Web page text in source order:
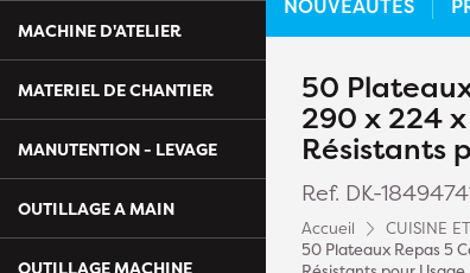
MACHINE D'ATELIER
MATERIEL DE CHANTIER
MANUTENTION - LEVAGE
OUTILLAGE A MAIN
OUTILLAGE MACHINE
NOUVEAUTÉS
50
290 x 224
Résistants
Ref. DK-
Accueil CUISINE
50 Plateaux Repas 5